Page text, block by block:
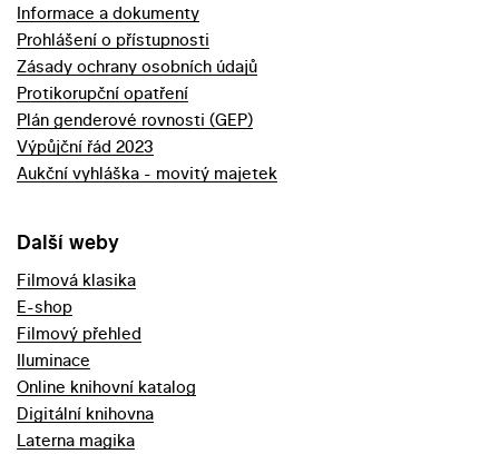
Informace a dokumenty
Prohlášení o přístupnosti
Zásady ochrany osobních údajů
Protikorupční opatření
Plán genderové rovnosti (GEP)
Výpůjční řád 2023
Aukční vyhláška - movitý majetek
Další weby
Filmová klasika
E-shop
Filmový přehled
Iluminace
Online knihovní katalog
Digitální knihovna
Laterna magika